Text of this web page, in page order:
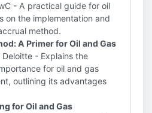
- A practical guide for oil
on the implementation and
method.
A Primer for Oil and Gas
Deloitte - Explains the
for oil and gas
outlining its advantages
for Oil and Gas